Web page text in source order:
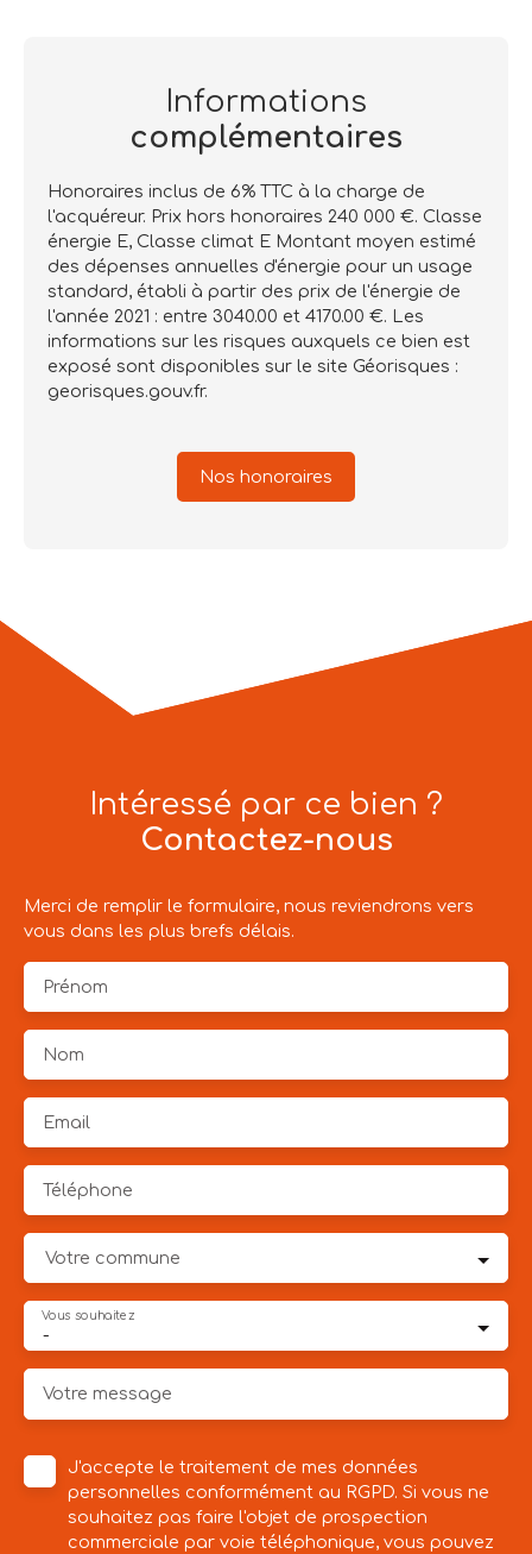
Informations
complémentaires
Honoraires inclus de 6% TTC à la charge de
l'acquéreur. Prix hors honoraires 240 000 €. Classe
énergie E, Classe climat E Montant moyen estimé
des dépenses annuelles d'énergie pour un usage
standard, établi à partir des prix de l'énergie de
l'année 2021 : entre 3040.00 et 4170.00 €. Les
informations sur les risques auxquels ce bien est
exposé sont disponibles sur le site Géorisques :
georisques.gouv.fr.
Nos honoraires
Intéressé par ce bien ?
Contactez-nous
Merci de remplir le formulaire, nous reviendrons vers
vous dans les plus brefs délais.
Prénom
Nom
Email
Téléphone
Votre commune
-
Vous souhaitez
Votre message
J'accepte le traitement de mes données
personnelles conformément au RGPD. Si vous ne
souhaitez pas faire l'objet de prospection
commerciale par voie téléphonique, vous pouvez